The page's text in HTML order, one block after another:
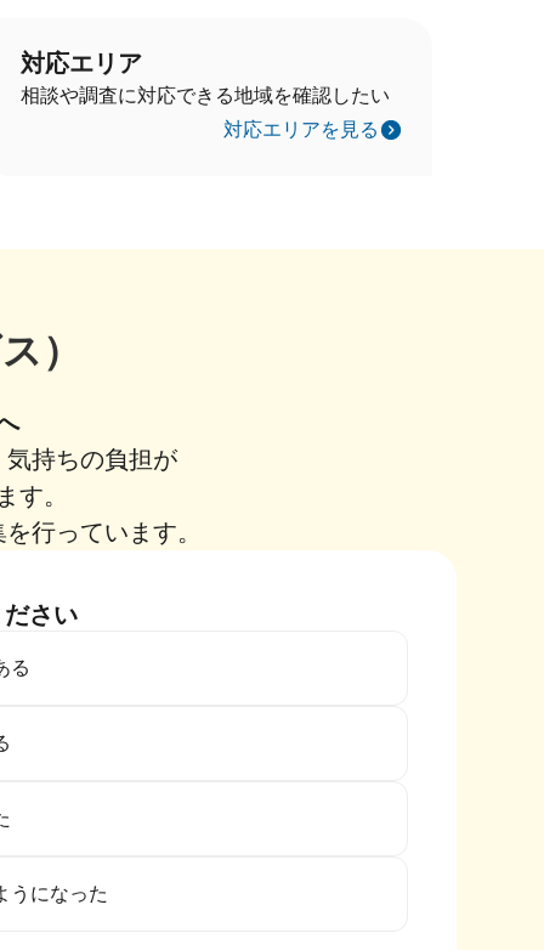
対応エリア
相談や調査に対応できる地域を確認したい
対応エリアを見る
）
持ちの負担が
す。
行っています。
さい
る
うになった